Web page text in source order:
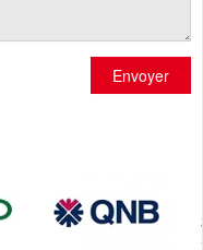
Envoyer